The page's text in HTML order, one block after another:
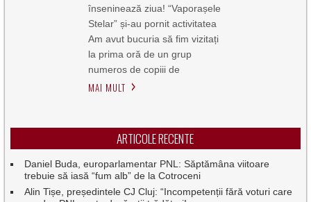
înseninează ziua! “Vaporașele
Stelar” și-au pornit activitatea
Am avut bucuria să fim vizitați
la prima oră de un grup
numeros de copiii de
MAI MULT
ARTICOLE RECENTE
Daniel Buda, europarlamentar PNL: Săptămâna viitoare
trebuie să iasă “fum alb” de la Cotroceni
Alin Tișe, președintele CJ Cluj: “Incompetenții fără voturi care